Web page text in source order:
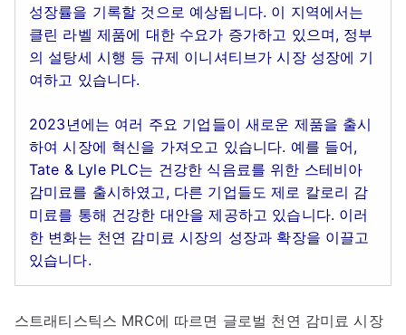
성장률을 기록할 것으로 예상됩니다. 이 지역에서는
클린 라벨 제품에 대한 수요가 증가하고 있으며, 정부
의 설탕세 시행 등 규제 이니셔티브가 시장 성장에 기
여하고 있습니다.
2023년에는 여러 주요 기업들이 새로운 제품을 출시
하여 시장에 혁신을 가져오고 있습니다. 예를 들어,
Tate & Lyle PLC는 건강한 식음료를 위한 스테비아
감미료를 출시하였고, 다른 기업들도 제로 칼로리 감
미료를 통해 건강한 대안을 제공하고 있습니다. 이러
한 변화는 천연 감미료 시장의 성장과 확장을 이끌고
있습니다.
스트래티스틱스 MRC에 따르면 글로벌 천연 감미료 시장